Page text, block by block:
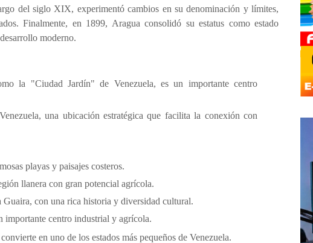
del siglo XIX, experimentó cambios en su denominación y límites,
Finalmente, en 1899, Aragua consolidó su estatus como estado
moderno.
la "Ciudad Jardín" de Venezuela, es un importante centro
una ubicación estratégica que facilita la conexión con
playas y paisajes costeros.
llanera con gran potencial agrícola.
con una rica historia y diversidad cultural.
importante centro industrial y agrícola.
en uno de los estados más pequeños de Venezuela.